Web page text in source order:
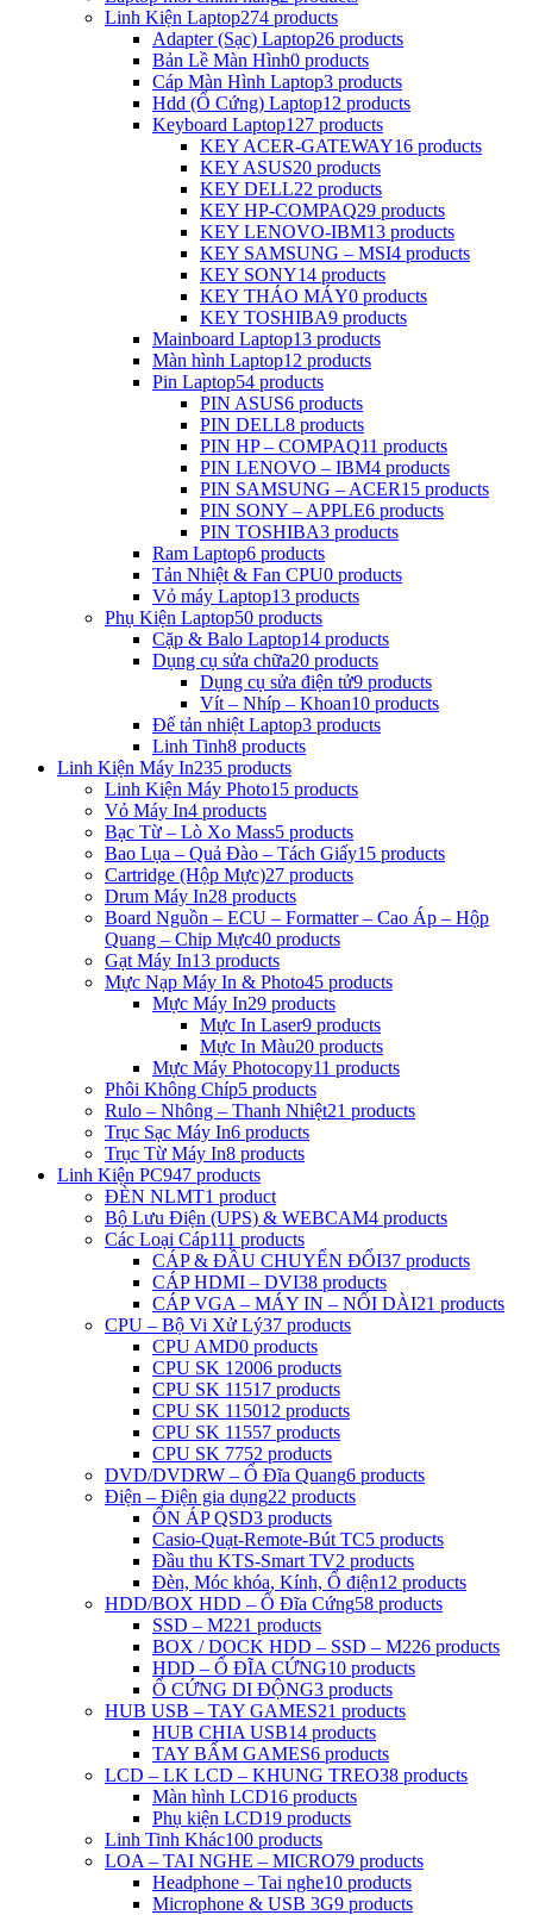
Linh Kiện Laptop274 products
Adapter (Sạc) Laptop26 products
Bản Lề Màn Hình0 products
Cáp Màn Hình Laptop3 products
Hdd (Ổ Cứng) Laptop12 products
Keyboard Laptop127 products
KEY ACER-GATEWAY16 products
KEY ASUS20 products
KEY DELL22 products
KEY HP-COMPAQ29 products
KEY LENOVO-IBM13 products
KEY SAMSUNG – MSI4 products
KEY SONY14 products
KEY THÁO MÁY0 products
KEY TOSHIBA9 products
Mainboard Laptop13 products
Màn hình Laptop12 products
Pin Laptop54 products
PIN ASUS6 products
PIN DELL8 products
PIN HP – COMPAQ11 products
PIN LENOVO – IBM4 products
PIN SAMSUNG – ACER15 products
PIN SONY – APPLE6 products
PIN TOSHIBA3 products
Ram Laptop6 products
Tản Nhiệt & Fan CPU0 products
Vỏ máy Laptop13 products
Phụ Kiện Laptop50 products
Cặp & Balo Laptop14 products
Dụng cụ sửa chữa20 products
Dụng cụ sửa điện tử9 products
Vít – Nhíp – Khoan10 products
Đế tản nhiệt Laptop3 products
Linh Tinh8 products
Linh Kiện Máy In235 products
Linh Kiện Máy Photo15 products
Vỏ Máy In4 products
Bạc Từ – Lò Xo Mass5 products
Bao Lụa – Quả Đào – Tách Giấy15 products
Cartridge (Hộp Mực)27 products
Drum Máy In28 products
Board Nguồn – ECU – Formatter – Cao Áp – Hộp
Quang – Chip Mực40 products
Gạt Máy In13 products
Mực Nạp Máy In & Photo45 products
Mực Máy In29 products
Mực In Laser9 products
Mực In Màu20 products
Mực Máy Photocopy11 products
Phôi Không Chíp5 products
Rulo – Nhông – Thanh Nhiệt21 products
Trục Sạc Máy In6 products
Trục Từ Máy In8 products
Linh Kiện PC947 products
ĐÈN NLMT1 product
Bộ Lưu Điện (UPS) & WEBCAM4 products
Các Loại Cáp111 products
CÁP & ĐẦU CHUYỂN ĐỔI37 products
CÁP HDMI – DVI38 products
CÁP VGA – MÁY IN – NỐI DÀI21 products
CPU – Bộ Vi Xử Lý37 products
CPU AMD0 products
CPU SK 12006 products
CPU SK 1151 7 products
CPU SK 115012 products
CPU SK 11557 products
CPU SK 7752 products
DVD/DVDRW – Ổ Đĩa Quang6 products
Điện – Điện gia dụng22 products
ỔN ÁP QSD3 products
Casio-Quạt-Remote-Bút TC5 products
Đầu thu KTS-Smart TV2 products
Đèn, Móc khóa, Kính, Ổ điện12 products
HDD/BOX HDD – Ổ Đĩa Cứng58 products
SSD – M221 products
BOX / DOCK HDD – SSD – M226 products
HDD – Ổ ĐĨA CỨNG10 products
Ổ CỨNG DI ĐỘNG3 products
HUB USB – TAY GAMES21 products
HUB CHIA USB14 products
TAY BẤM GAMES6 products
LCD – LK LCD – KHUNG TREO38 products
Màn hình LCD16 products
Phụ kiện LCD19 products
Linh Tinh Khác100 products
LOA – TAI NGHE – MICRO79 products
Headphone – Tai nghe10 products
Microphone & USB 3G9 products